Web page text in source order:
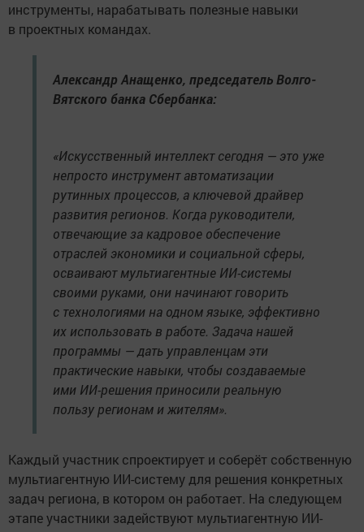
инструменты, нарабатывать полезные навыки
в проектных командах.
Александр Анащенко, председатель Волго-
Вятского банка Сбербанка:
«Искусственный интеллект сегодня — это уже
непросто инструмент автоматизации
рутинных процессов, а ключевой драйвер
развития регионов. Когда руководители,
отвечающие за кадровое обеспечение
отраслей экономики и социальной сферы,
осваивают мультиагентные ИИ-системы
своими руками, они начинают говорить
с технологиями на одном языке, эффективно
их использовать в работе. Задача нашей
программы — дать управленцам эти
практические навыки, чтобы создаваемые
ими ИИ-решения приносили реальную
пользу регионам и жителям».
Каждый участник спроектирует и соберёт собственную
мультиагентную ИИ-систему для решения конкретных
задач региона, в котором он работает. На следующем
этапе участники задействуют мультиагентную ИИ-